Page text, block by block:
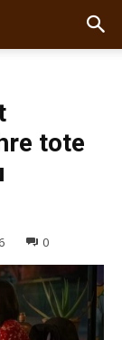
tote
0